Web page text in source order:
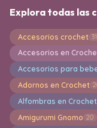
Explora todas las
Accesorios crochet
Accesorios en
Accesorios para
Adornos en Crochet
Alfombras en Crochet
Amigurumi Gnomo 20